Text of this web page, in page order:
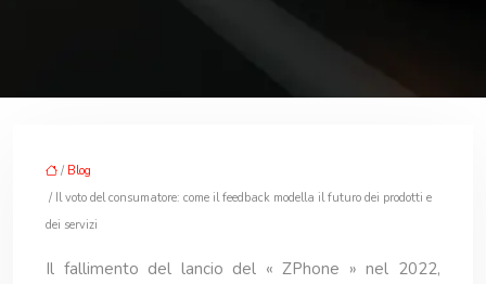
/ Blog
/ Il voto del consumatore: come il feedback modella il futuro dei prodotti e
dei servizi
Il fallimento del lancio del « ZPhone » nel 2022,